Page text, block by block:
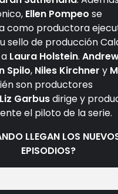
Ellen Pompeo se
como productora
sello de producción
Laura Holstein.
Spilo, Niles Kirchner y
son productores
Liz Garbusdirige y
el piloto de la serie.
LLEGAN LOS
EPISODIOS?